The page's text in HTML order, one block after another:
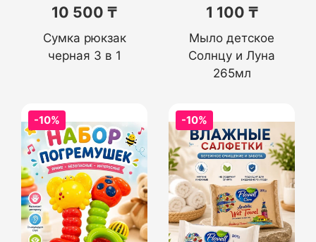
10 500 ₸
Сумка рюкзак
черная 3 в 1
1 100 ₸
Мыло детское
Солнцу и Луна
265мл
-10% -10%